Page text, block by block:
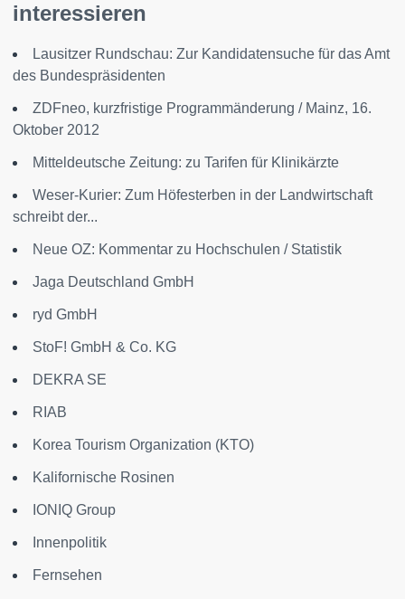
interessieren
Lausitzer Rundschau: Zur Kandidatensuche für das Amt
des Bundespräsidenten
ZDFneo, kurzfristige Programmänderung / Mainz, 16.
Oktober 2012
Mitteldeutsche Zeitung: zu Tarifen für Klinikärzte
Weser-Kurier: Zum Höfesterben in der Landwirtschaft
schreibt der...
Neue OZ: Kommentar zu Hochschulen / Statistik
Jaga Deutschland GmbH
ryd GmbH
StoF! GmbH & Co. KG
DEKRA SE
RIAB
Korea Tourism Organization (KTO)
Kalifornische Rosinen
IONIQ Group
Innenpolitik
Fernsehen